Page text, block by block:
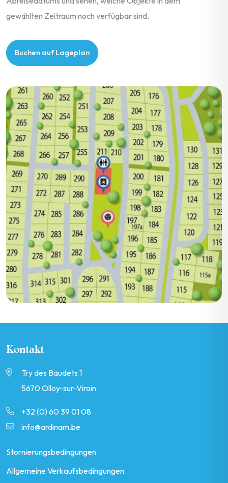
gewählten Zeitraum noch verfügbar sind.
Buchen auf Lageplan
Kontakt
Try des Baudets 1
5670 Olloy-sur-Viroin
+32 (0) 60 39 01 08
info@ardinam.be
Stornierungsbedingungen
Allgemeine Verkaufsbedingungen